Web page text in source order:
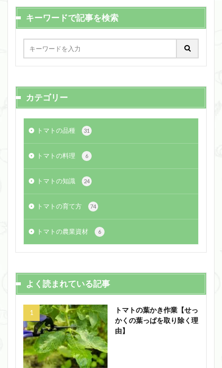
キーワードで記事を検索
カテゴリー
トマトの品種 31
トマトの料理 6
トマトの知識 24
トマトの育て方 74
トマトの農業資材 6
よく読まれている記事
トマトの葉かき作業【せっ
かくの葉っぱを取り除く理
由】